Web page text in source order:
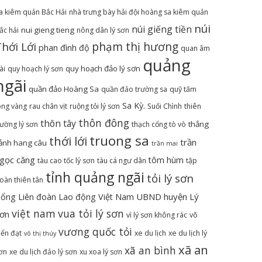
kiêm quản Bắc Hải nhà trưng bày hải đội hoàng sa kiêm quản
hải nui gieng tieng nông dân lý sơn núi giếng tiền núi
Lới phan đình độ phạm thị hương quan âm
quy hoạch lý sơn quy hoạch đảo lý sơn quảng
quần đảo Hoàng Sa quần đảo trường sa quỹ tấm
vàng rau chân vịt ruộng tỏi lý sơn Sa Kỳ. Suối Chình thiên
lý sơn thôn tây thôn đông thạch cổng tò vò thắng
hang câu thới lới truong sa trần mai trần
căng tàu cao tốc lý sơn tàu cá ngư dân tôm hùm tập
thiên tân tỉnh quảng ngãi tỏi lý sơn
Liên đoàn Lao động Việt Nam UBND huyện Lý
việt nam vua tỏi lý sơn vì lý sơn không rác võ
đạt võ thị thúy vương quốc tỏi xe du lịch xe du lịch lý
xe du lịch đảo lý sơn xu xoa lý sơn xã an bình xã an